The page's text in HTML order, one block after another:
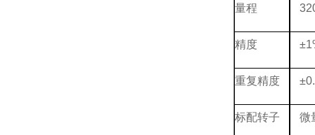
量程
精度
重复精度
标配转子 微